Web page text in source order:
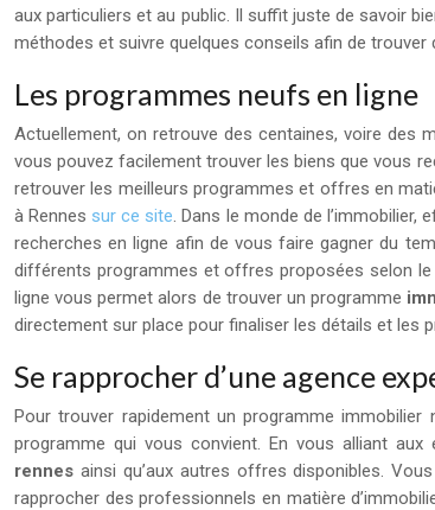
aux particuliers et au public. Il suffit juste de savoir
méthodes et suivre quelques conseils afin de
Les programmes neufs en ligne
Actuellement, on retrouve des centaines, voire des
vous pouvez facilement trouver les biens que vous
retrouver les meilleurs programmes et offres en
à Rennes sur ce site. Dans le monde de
recherches en ligne afin de vous faire gagner du
différents programmes et offres proposées selon le
ligne vous permet alors de trouver un programme
directement sur place pour finaliser les détails et les
Se rapprocher d’une agence
Pour trouver rapidement un programme
programme qui vous convient. En vous alliant
rennes ainsi qu’aux autres offres disponibles.
rapprocher des professionnels en matière